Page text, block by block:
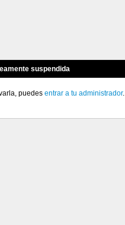
suspendida
puedes entrar a tu administrador.